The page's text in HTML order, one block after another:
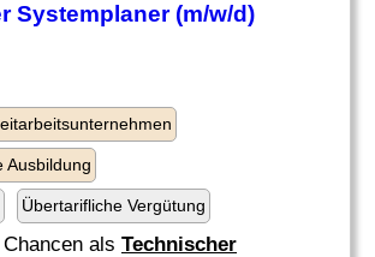
Systemplaner(m/w/d)
Ausbildung
Übertarifliche Vergütung
als Technischer